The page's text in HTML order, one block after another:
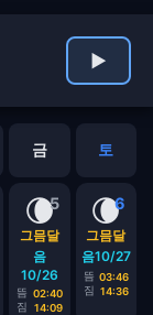
▶
금 토
5
🌘
그믐달
음
10/26
뜸 02:40
짐
14:09
6
🌘
그믐달
음10/27
뜸 03:46
짐 14:36